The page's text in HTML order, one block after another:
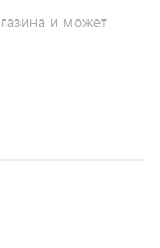
и может